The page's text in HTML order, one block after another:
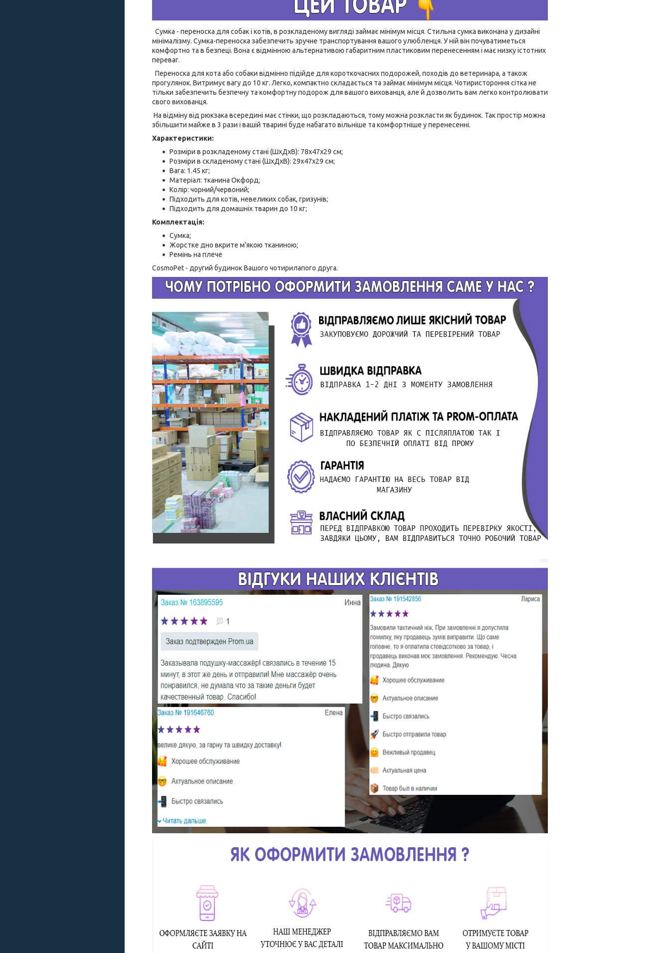
Сумка - переноска для собак і котів, в розкладеному вигляді займає мінімум місця. Стильна сумка виконана у дизайні
мінімалізму. Сумка-переноска забезпечить зручне транспортування вашого улюбленця. У ній він почуватиметься
комфортно та в безпеці. Вона є відмінною альтернативою габаритним пластиковим перенесенням і має низку істотних
переваг.
Переноска для кота або собаки відмінно підійде для короткочасних подорожей, походів до ветеринара, а також
прогулянок. Витримує вагу до 10 кг. Легко, компактно складається та займає мінімум місця. Чотиристороння сітка не
тільки забезпечить безпечну та комфортну подорож для вашого вихованця, але й дозволить вам легко контролювати
свого вихованця.
На відміну від рюкзака всередині має стінки, що розкладаються, тому можна розкласти як будинок. Так простір можна
збільшити майже в 3 рази і вашій тварині буде набагато вільніше та комфортніше у перенесенні.
Характеристики:
Розміри в розкладеному стані (ШхДхВ): 78x47x29 см;
Розміри в складеному стані (ШхДхВ): 29x47x29 см;
Вага: 1.45 кг;
Матеріал: тканина Окфорд;
Колір: чорний/червоний;
Підходить для котів, невеликих собак, гризунів;
Підходить для домашніх тварин до 10 кг;
Комплектація:
Сумка;
Жорстке дно вкрите м'якою тканиною;
Ремінь на плече
CosmoPet - другий будинок Вашого чотирилапого друга.